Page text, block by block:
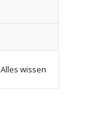
Alles wissen